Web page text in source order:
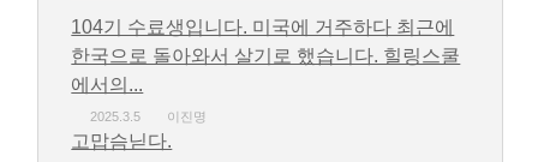
104기 수료생입니다. 미국에 거주하다 최근에
한국으로 돌아와서 살기로 했습니다. 힐링스쿨
에서의...
2025.3.5 이진명
고맙슴닏다.